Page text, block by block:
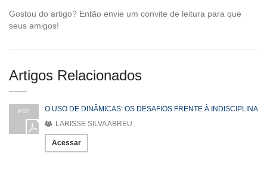
Gostou do artigo? Então envie um convite de leitura para que
seus amigos!
Artigos Relacionados
PDF
O USO DE DINÂMICAS: OS DESAFIOS FRENTE À INDISCIPLINA
LARISSE SILVA ABREU
Acessar